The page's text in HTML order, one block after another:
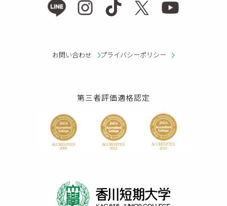
お問い合わせ プライバシーポリシー
第三者評価適格認定